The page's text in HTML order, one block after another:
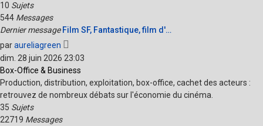
10 Sujets
544 Messages
Dernier message Film SF, Fantastique, film d'…
paraureliagreen
le
message
dim. 28 juin 2026 23:03
Box-Office & Business
Production, distribution, exploitation, box-office, cachet des acteurs :
retrouvez de nombreux débats sur l'économie du cinéma.
35 Sujets
22719 Messages